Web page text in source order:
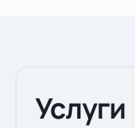
Услуги